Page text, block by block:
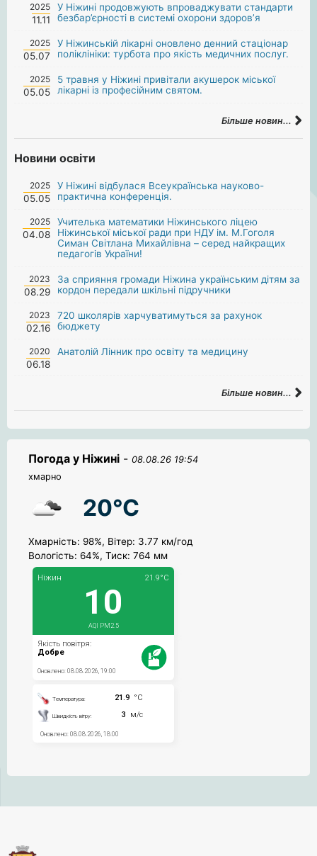
2025
11.11
У Ніжині продовжують впроваджувати стандарти
безбар’єрності в системі охорони здоров’я
2025
05.07
У Ніжинській лікарні оновлено денний стаціонар
поліклініки: турбота про якість медичних послуг.
2025
05.05
5 травня у Ніжині привітали акушерок міської
лікарні із професійним святом.
Більше новин...
Новини освіти
2025
05.05
У Ніжині відбулася Всеукраїнська науково-
практична конференція.
2025
04.08
Учителька математики Ніжинського ліцею
Ніжинської міської ради при НДУ ім. М.Гоголя
Симан Світлана Михайлівна – серед найкращих
педагогів України!
2023
08.29
За сприяння громади Ніжина українським дітям за
кордон передали шкільні підручники
2023
02.16
720 школярів харчуватимуться за рахунок
бюджету
2020
06.18
Анатолій Лінник про освіту та медицину
Більше новин...
Погода у Ніжині - 08.08.26 19:54
хмарно
20°C
Хмарність: 98%, Вітер: 3.77 км/год
Вологість: 64%, Тиск: 764 мм